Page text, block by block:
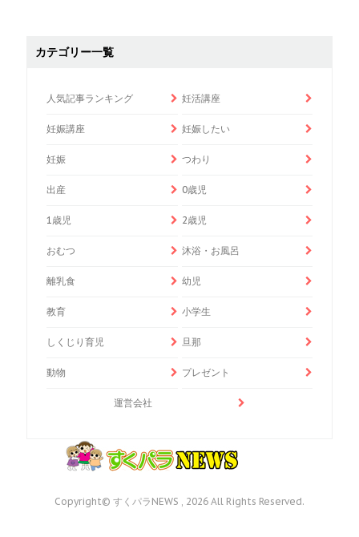
カテゴリー一覧
人気記事ランキング 妊活講座
妊娠講座 妊娠したい
妊娠 つわり
出産 0歳児
1歳児 2歳児
おむつ 沐浴・お風呂
離乳食 幼児
教育 小学生
しくじり育児 旦那
動物 プレゼント
運営会社
Copyright© すくパラNEWS , 2026 All Rights Reserved.